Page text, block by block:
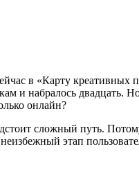
в «Карту креативных
и набралось
онлайн?
сложный путь.
этап